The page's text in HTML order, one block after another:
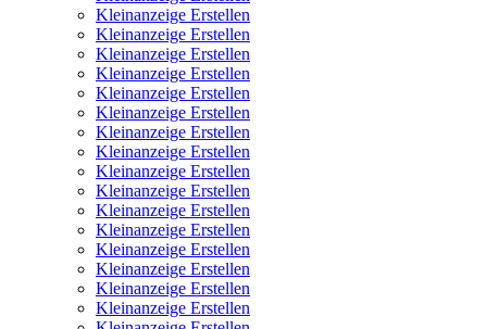
Kleinanzeige Erstellen
Kleinanzeige Erstellen
Kleinanzeige Erstellen
Kleinanzeige Erstellen
Kleinanzeige Erstellen
Kleinanzeige Erstellen
Kleinanzeige Erstellen
Kleinanzeige Erstellen
Kleinanzeige Erstellen
Kleinanzeige Erstellen
Kleinanzeige Erstellen
Kleinanzeige Erstellen
Kleinanzeige Erstellen
Kleinanzeige Erstellen
Kleinanzeige Erstellen
Kleinanzeige Erstellen